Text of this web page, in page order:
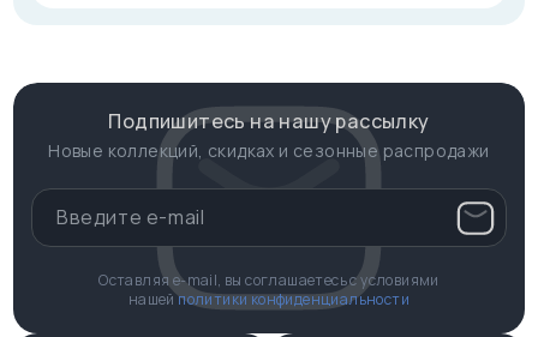
Подпишитесь на нашу рассылку
Новые коллекций, скидках и сезонные распродажи
Оставляя e-mail, вы соглашаетесь с условиями
нашейполитики конфиденциальности